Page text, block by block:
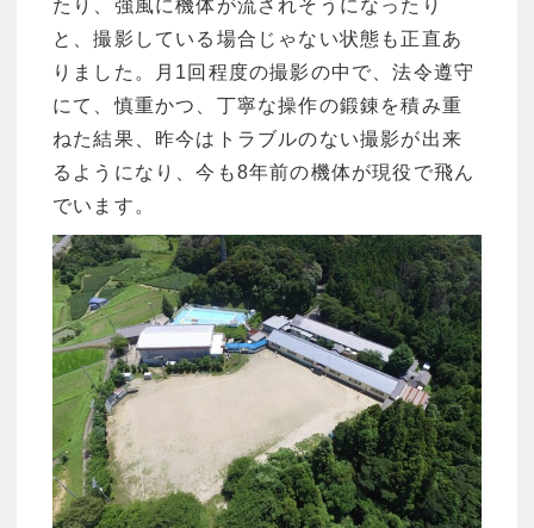
たり、強風に機体が流されそうになったり
と、撮影している場合じゃない状態も正直あ
りました。月1回程度の撮影の中で、法令遵守
にて、慎重かつ、丁寧な操作の鍛錬を積み重
ねた結果、昨今はトラブルのない撮影が出来
るようになり、今も8年前の機体が現役で飛ん
でいます。